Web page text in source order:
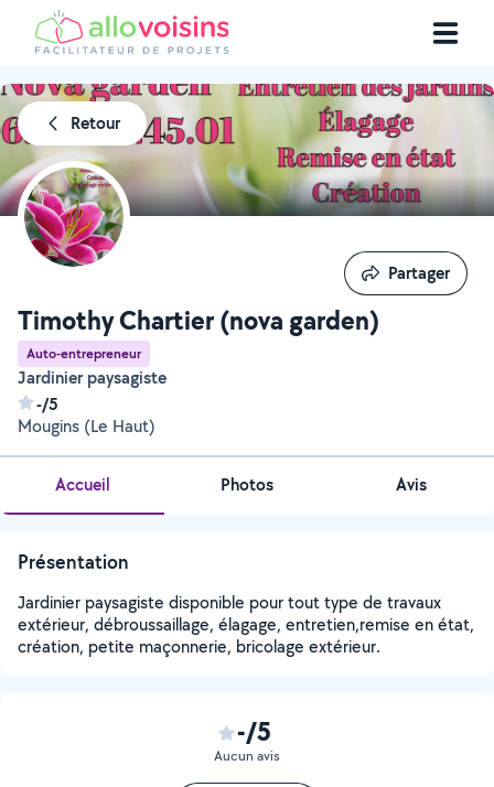
Retour
Timothy Chartier (nova garden)
Auto-entrepreneur
Jardinier paysagiste
-/5
Mougins (Le Haut)
Partager
Partager
Accueil Photos Avis
Présentation
Jardinier paysagiste disponible pour tout type de travaux
extérieur, débroussaillage, élagage, entretien,remise en état,
création, petite maçonnerie, bricolage extérieur.
-/5
Aucun avis